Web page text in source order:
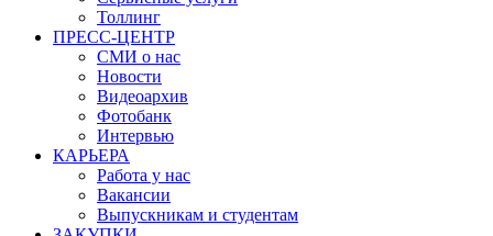
Толлинг
ПРЕСС-ЦЕНТР
СМИ о нас
Новости
Видеоархив
Фотобанк
Интервью
КАРЬЕРА
Работа у нас
Вакансии
Выпускникам и студентам